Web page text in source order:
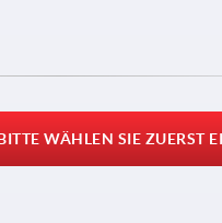
WÄHLEN SIE ZUERST